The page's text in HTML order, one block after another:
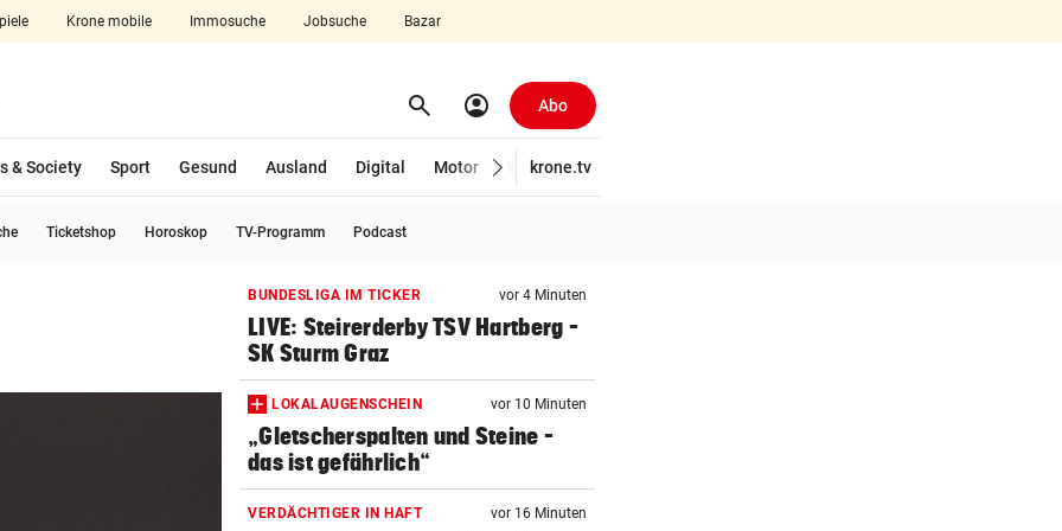
Krone mobile Immosuche Jobsuche Bazar
aufklappen search Suchen
account_circle Abo
& Society Sport Gesund Ausland Digital Motor Wirtschaft
krone.tv
Ticketshop Horoskop TV-Programm Podcast
BUNDESLIGA IM TICKER vor 4 Minuten
LIVE: Steirerderby TSV Hartberg –
SK Sturm Graz
LOKALAUGENSCHEIN vor 10 Minuten
„Gletscherspalten und Steine –
das ist gefährlich“
VERDÄCHTIGER IN HAFT vor 16 Minuten